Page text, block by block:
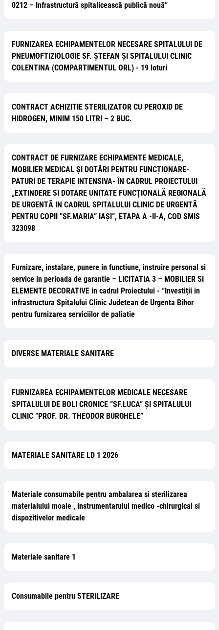
0212 – Infrastructură spitalicească publică nouă”
FURNIZAREA ECHIPAMENTELOR NECESARE SPITALULUI DE
PNEUMOFTIZIOLOGIE SF. ȘTEFAN ȘI SPITALULUI CLINIC
COLENTINA (COMPARTIMENTUL ORL) - 19 loturi
CONTRACT ACHIZITIE STERILIZATOR CU PEROXID DE
HIDROGEN, MINIM 150 LITRI – 2 BUC.
CONTRACT DE FURNIZARE ECHIPAMENTE MEDICALE,
MOBILIER MEDICAL ȘI DOTĂRI PENTRU FUNCȚIONARE-
PATURI DE TERAPIE INTENSIVA- ÎN CADRUL PROIECTULUI
„EXTINDERE SI DOTARE UNITATE FUNCŢIONALĂ REGIONALĂ
DE URGENTĂ IN CADRUL SPITALULUI CLINIC DE URGENTĂ
PENTRU COPII ”SF.MARIA” IAŞI”, ETAPA A -II-A, COD SMIS
323098
Furnizare, instalare, punere in functiune, instruire personal si
service in perioada de garantie – LICITATIA 3 – MOBILIER SI
ELEMENTE DECORATIVE in cadrul Proiectului - “Investiții in
infrastructura Spitalului Clinic Judetean de Urgenta Bihor
pentru furnizarea serviciilor de paliatie
DIVERSE MATERIALE SANITARE
FURNIZAREA ECHIPAMENTELOR MEDICALE NECESARE
SPITALULUI DE BOLI CRONICE ”SF.LUCA” ȘI SPITALULUI
CLINIC ”PROF. DR. THEODOR BURGHELE”
MATERIALE SANITARE LD 1 2026
Materiale consumabile pentru ambalarea si sterilizarea
materialului moale , instrumentarului medico -chirurgical si
dispozitivelor medicale
Materiale sanitare 1
Consumabile pentru STERILIZARE